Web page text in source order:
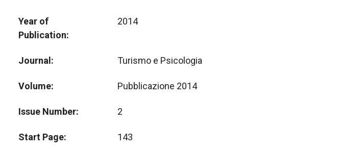
Year of
Publication
2014
Journal Turismo e Psicologia
Volume Pubblicazione 2014
Issue Number 2
Start Page 143